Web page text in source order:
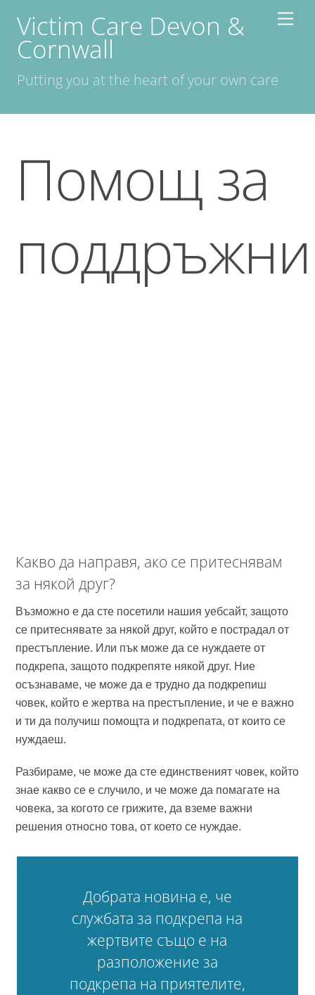
content
Victim Care Devon &
Cornwall
Putting you at the heart of your own care
Помощ за
Какво да направя, ако се притеснявам
за някой друг?
Възможно е да сте посетили нашия уебсайт, защото
се притеснявате за някой друг, който е пострадал от
престъпление. Или пък може да се нуждаете от
подкрепа, защото подкрепяте някой друг. Ние
осъзнаваме, че може да е трудно да подкрепиш
човек, който е жертва на престъпление, и че е важно
и ти да получиш помощта и подкрепата, от които се
нуждаеш.
Разбираме, че може да сте единственият човек, който
знае какво се е случило, и че може да помагате на
човека, за когото се грижите, да вземе важни
решения относно това, от което се нуждае.
Добрата новина е, че
службата за подкрепа на
жертвите също е на
разположение за
подкрепа на приятелите,